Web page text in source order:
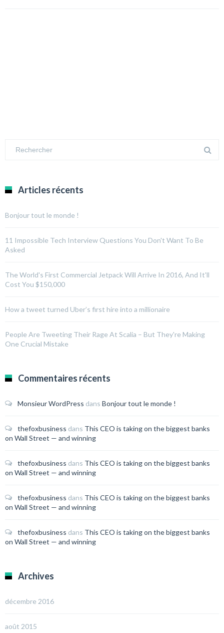
Articles récents
Bonjour tout le monde !
11 Impossible Tech Interview Questions You Don't Want To Be
Asked
The World's First Commercial Jetpack Will Arrive In 2016, And It'll
Cost You $150,000
How a tweet turned Uber’s first hire into a millionaire
People Are Tweeting Their Rage At Scalia – But They're Making
One Crucial Mistake
Commentaires récents
Monsieur WordPress dans Bonjour tout le monde !
thefoxbusiness dans This CEO is taking on the biggest banks
on Wall Street — and winning
thefoxbusiness dans This CEO is taking on the biggest banks
on Wall Street — and winning
thefoxbusiness dans This CEO is taking on the biggest banks
on Wall Street — and winning
thefoxbusiness dans This CEO is taking on the biggest banks
on Wall Street — and winning
Archives
décembre 2016
août 2015